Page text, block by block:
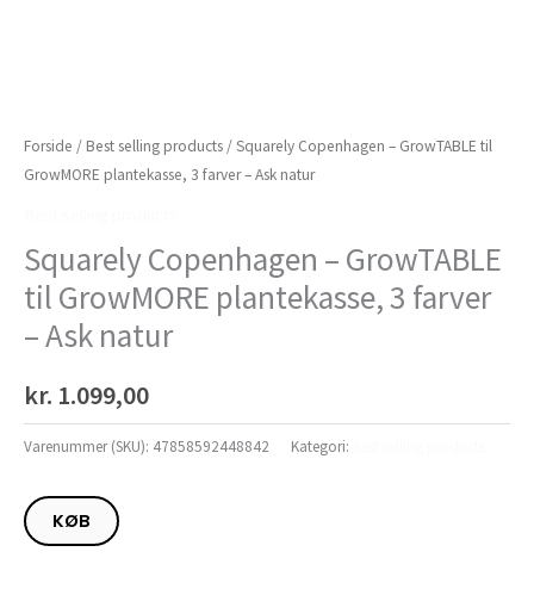
Forside / Best selling products / Squarely Copenhagen – GrowTABLE til
GrowMORE plantekasse, 3 farver – Ask natur
Squarely Copenhagen – GrowTABLE
til GrowMORE plantekasse, 3 farver
– Ask natur
kr. 1.099,00
Varenummer (SKU): 47858592448842 Kategori:
KØB